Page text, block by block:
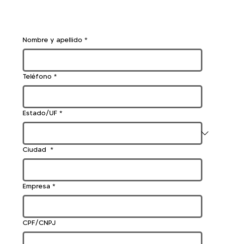
Nombre y apellido *
Teléfono *
Estado/UF *
Ciudad *
Empresa *
CPF/CNPJ